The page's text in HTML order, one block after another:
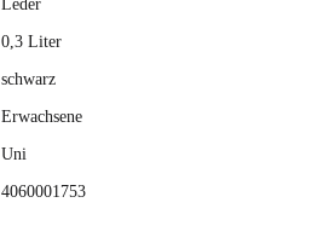
Leder
0,3 Liter
schwarz
Erwachsene
Uni
4060001753